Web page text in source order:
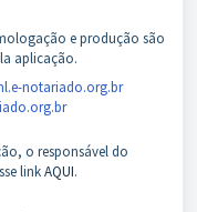
e produção são
aplicação.
notariado.org.br
o responsável do
linkAQUI.